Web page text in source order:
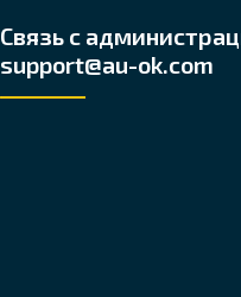
Связь с
support@au-ok.com